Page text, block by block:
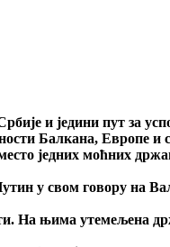
и једини пут за
Балкана, Европе и
једних моћних
у свом говору на
На њима утемељена